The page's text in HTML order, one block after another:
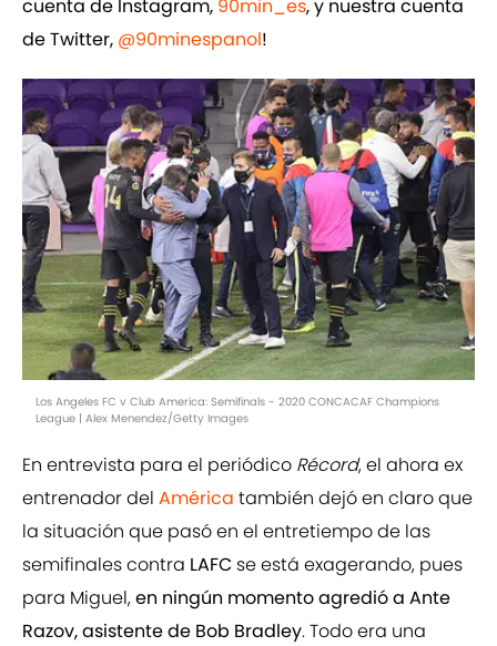
cuenta de Instagram, 90min_es, y nuestra cuenta
de Twitter, @90minespanol!
Los Angeles FC v Club America: Semifinals - 2020 CONCACAF Champions
League | Alex Menendez/Getty Images
En entrevista para el periódico Récord, el ahora ex
entrenador del América también dejó en claro que
la situación que pasó en el entretiempo de las
semifinales contra LAFC se está exagerando, pues
para Miguel,en ningún momento agredió a Ante
Razov, asistente de Bob Bradley. Todo era una